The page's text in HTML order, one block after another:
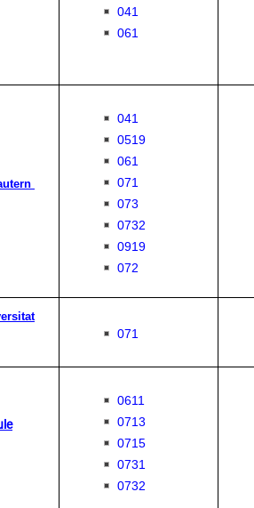
041
061
041
0519
061
071
073
0732
0919
072
071
0611
0713
0715
0731
0732